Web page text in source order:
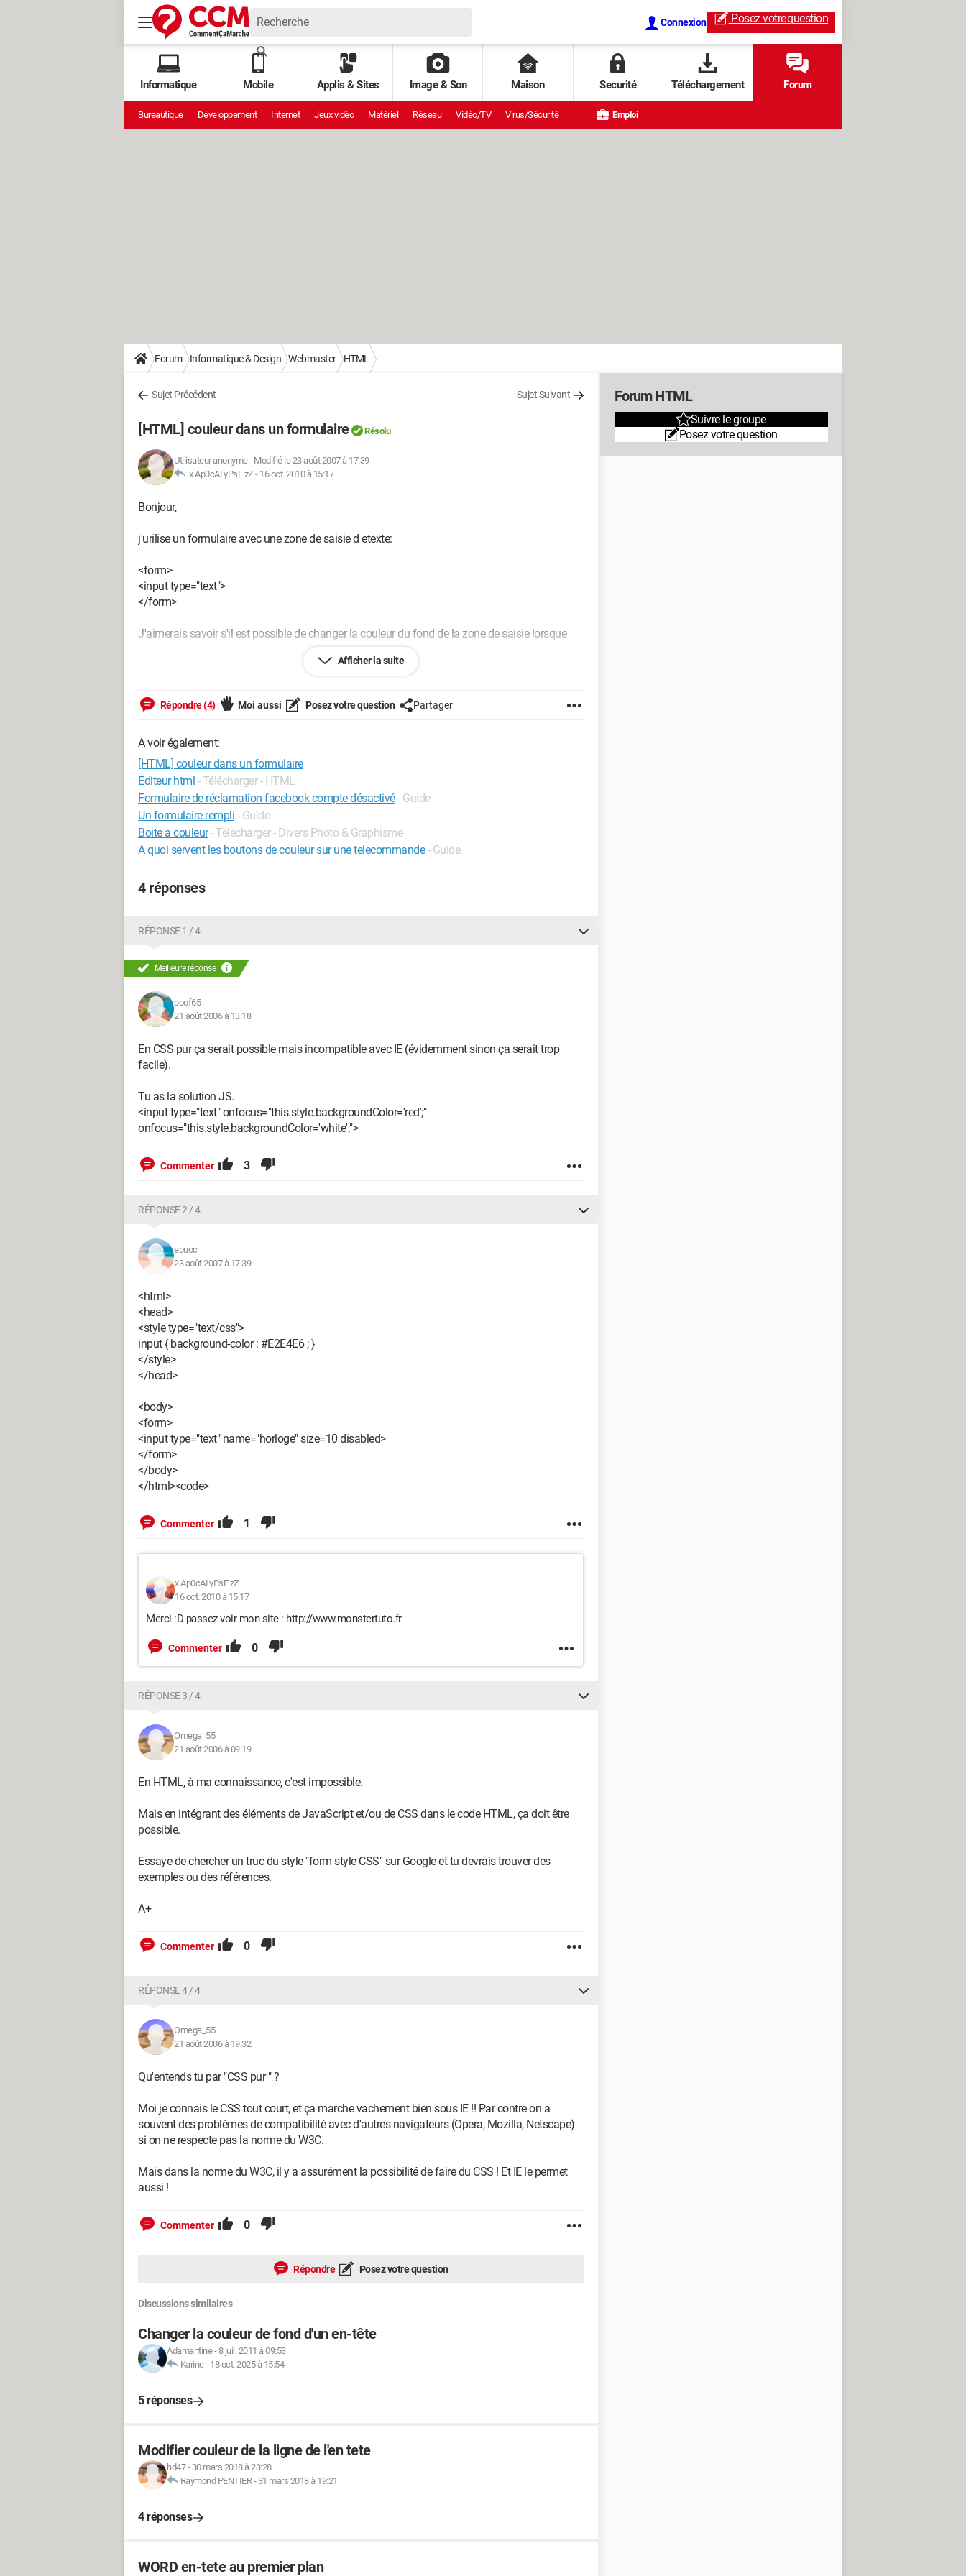
Connexion Posez votrequestion
Informatique Mobile Applis & Sites Image & Son Maison Securité Téléchargement Forum
Bureautique Développement Internet Jeux vidéo Matériel Réseau Vidéo/TV Virus/Sécurité Emploi
Forum Informatique & Design Webmaster HTML
Sujet Précédent Sujet Suivant
[HTML] couleur dans un formulaire Résolu
Utilisateur anonyme- Modifié le 23 août 2007 à 17:39
x Ap0cALyPsE zZ - 16 oct. 2010 à 15:17
Bonjour,
j'urilise un formulaire avec une zone de saisie d etexte:
<form>
<input type="text">
</form>
J'aimerais savoir s'il est possible de changer la couleur du fond de la zone de saisie lorsque
Afficher la suite
Répondre (4) Moi aussi Posez votre question Partager
A voir également:
[HTML] couleur dans un formulaire
Editeur html - Télécharger - HTML
Formulaire de réclamation facebook compte désactivé- Guide
Un formulaire rempli - Guide
Boite a couleur- Télécharger - Divers Photo & Graphisme
A quoi servent les boutons de couleur sur une telecommande - Guide
4 réponses
RÉPONSE 1 / 4
Meilleure réponse
poof65
21 août 2006 à 13:18
En CSS pur ça serait possible mais incompatible avec IE (évidemment sinon ça serait trop
facile).
Tu as la solution JS.
<input type="text" onfocus="this.style.backgroundColor='red';"
onfocus="this.style.backgroundColor='white';">
Commenter 3
RÉPONSE 2 / 4
epuoc
23 août 2007 à 17:39
<html>
<head>
<style type="text/css">
input { background-color : #E2E4E6 ; }
</style>
</head>
<body>
<form>
<input type="text" name="horloge" size=10 disabled>
</form>
</body>
</html><code>
Commenter 1
x Ap0cALyPsE zZ
16 oct. 2010 à 15:17
Merci :D passez voir mon site : http://www.monstertuto.fr
Commenter 0
RÉPONSE 3 / 4
Omega_55
21 août 2006 à 09:19
En HTML, à ma connaissance, c'est impossible.
Mais en intégrant des éléments de JavaScript et/ou de CSS dans le code HTML, ça doit être
possible.
Essaye de chercher un truc du style "form style CSS" sur Google et tu devrais trouver des
exemples ou des références.
A+
Commenter 0
RÉPONSE 4 / 4
Omega_55
21 août 2006 à 19:32
Qu'entends tu par "CSS pur " ?
Moi je connais le CSS tout court, et ça marche vachement bien sous IE !! Par contre on a
souvent des problèmes de compatibilité avec d'autres navigateurs (Opera, Mozilla, Netscape)
si on ne respecte pas la norme du W3C.
Mais dans la norme du W3C, il y a assurément la possibilité de faire du CSS ! Et IE le permet
aussi !
Commenter 0
Répondre Posez votre question
Discussions similaires
Changer la couleur de fond d'un en-tête
Adamantine-8 juil. 2011 à 09:53
Karine- 18 oct. 2025 à 15:54
5 réponses
Modifier couleur de la ligne de l'en tete
hd47- 30 mars 2018 à 23:28
Raymond PENTIER- 31 mars 2018 à 19:21
4 réponses
WORD en-tete au premier plan
Forum HTML
Suivre le groupe
Posez votre question